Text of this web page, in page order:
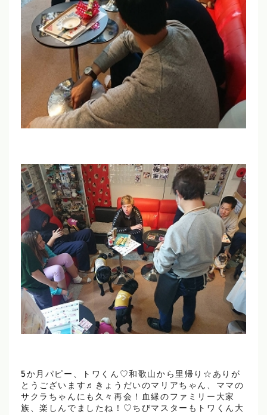
5か月パピー、トワくん♡和歌山から里帰り☆ありが
とうございます♬きょうだいのマリアちゃん、ママの
サクラちゃんにも久々再会！血縁のファミリー大家
族、楽しんでましたね！♡ちびマスターもトワくん大